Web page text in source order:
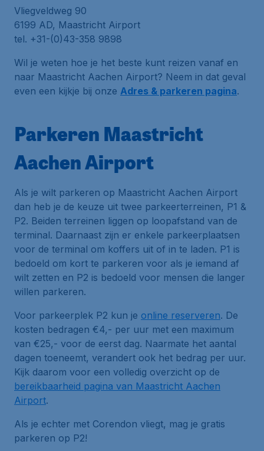
Vliegveldweg 90
6199 AD, Maastricht Airport
tel. +31-(0)43-358 9898
Wil je weten hoe je het beste kunt reizen vanaf en
naar Maastricht Aachen Airport? Neem in dat geval
even een kijkje bij onze Adres & parkeren pagina.
Parkeren Maastricht
Aachen Airport
Als je wilt parkeren op Maastricht Aachen Airport
dan heb je de keuze uit twee parkeerterreinen, P1 &
P2. Beiden terreinen liggen op loopafstand van de
terminal. Daarnaast zijn er enkele parkeerplaatsen
voor de terminal om koffers uit of in te laden. P1 is
bedoeld om kort te parkeren voor als je iemand af
wilt zetten en P2 is bedoeld voor mensen die langer
willen parkeren.
Voor parkeerplek P2 kun je online reserveren. De
kosten bedragen €4,- per uur met een maximum
van €25,- voor de eerst dag. Naarmate het aantal
dagen toeneemt, verandert ook het bedrag per uur.
Kijk daarom voor een volledig overzicht op de
bereikbaarheid pagina van Maastricht Aachen
Airport.
Als je echter met Corendon vliegt, mag je gratis
parkeren op P2!